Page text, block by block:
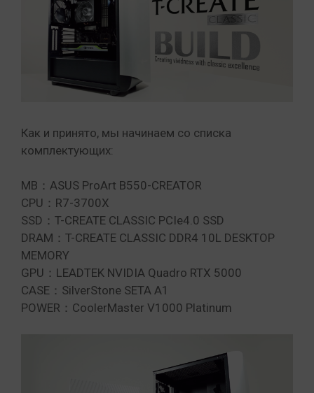
Как и принято, мы начинаем со списка
комплектующих:
MB：ASUS ProArt B550-CREATOR
CPU：R7-3700X
SSD：T-CREATE CLASSIC PCIe4.0 SSD
DRAM：T-CREATE CLASSIC DDR4 10L DESKTOP
MEMORY
GPU：LEADTEK NVIDIA Quadro RTX 5000
CASE：SilverStone SETA A1
POWER：CoolerMaster V1000 Platinum